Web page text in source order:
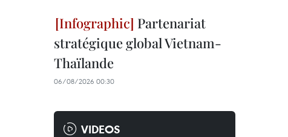
Partenariat
stratégique global Vietnam-
Thaïlande
06/08/2026 00:30
VIDEOS